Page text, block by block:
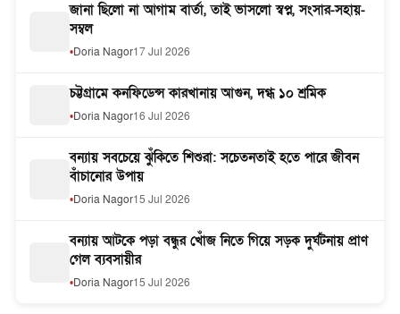
জানা ছিলো না আগাম বার্তা, তাই ভাসলো স্বপ্ন, সংসার-সহায়-
সম্বল
Doria Nagor17 Jul 2026
চট্টগ্রামে কনফিডেন্স কারখানায় আগুন, দগ্ধ ১০ শ্রমিক
Doria Nagor16 Jul 2026
বন্যায় সবচেয়ে ঝুঁকিতে শিশুরা: সচেতনতাই হতে পারে জীবন
বাঁচানোর উপায়
Doria Nagor15 Jul 2026
বন্যায় আটকে পড়া বন্ধুর খোঁজ নিতে গিয়ে সড়ক দুর্ঘটনায় প্রাণ
গেল ব্যবসায়ীর
Doria Nagor15 Jul 2026